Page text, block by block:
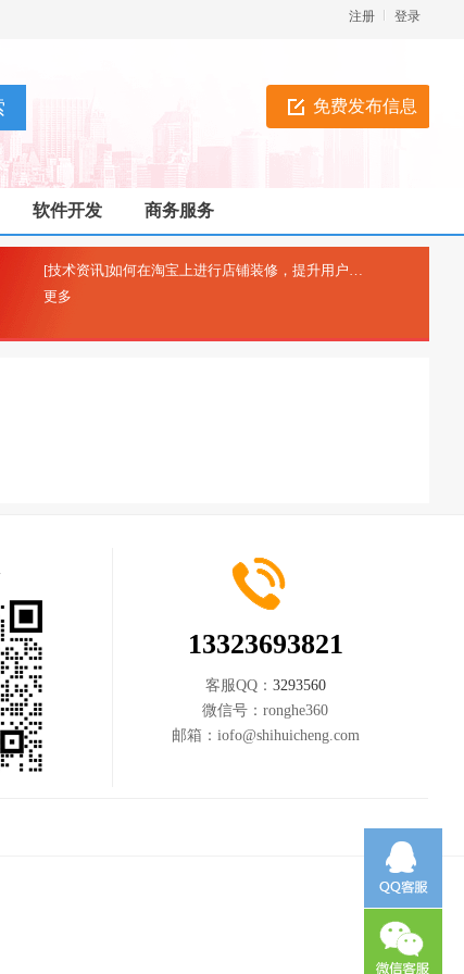
登录
注册
免费发布信息
软件开发 商务服务
(2025-04-26) [技术资讯]如何在淘宝上进行店铺装修，提升用户购物体验？
更多
13323693821
客服QQ： 3293560
微信号： ronghe360
邮箱： iofo@shihuicheng.com